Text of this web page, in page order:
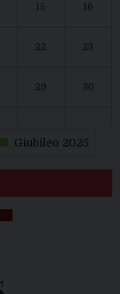
15 16
22 23
29 30
Giubileo 2025